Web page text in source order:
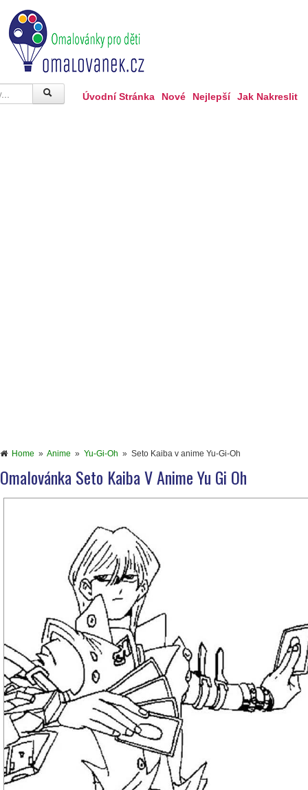
Úvodní Stránka Nové Nejlepší Jak Nakreslit
Home » Anime » Yu-Gi-Oh » Seto Kaiba v anime Yu-Gi-Oh
Omalovánka Seto Kaiba V Anime Yu Gi Oh